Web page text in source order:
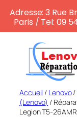
contenu
Accueil / Lenovo/
(Lenovo) /
Legion T5-
Adresse: 3 Rue
Paris / Tel: 09